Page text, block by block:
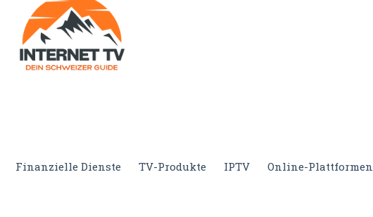
Finanzielle Dienste TV-Produkte IPTV Online-Plattformen